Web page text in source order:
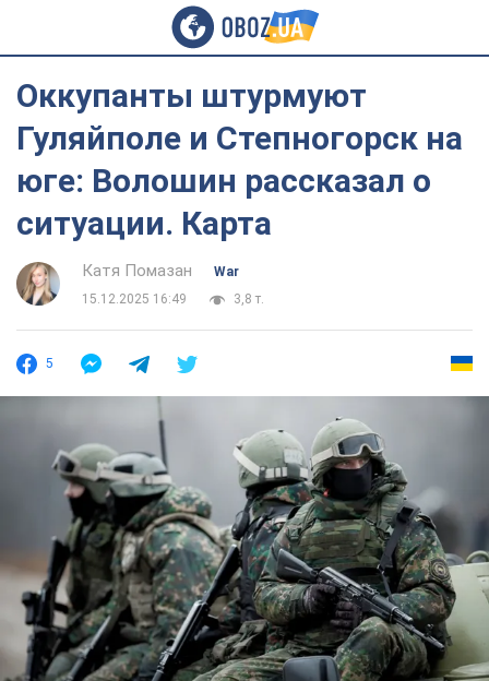
Оккупанты штурмуют
Гуляйполе и Степногорск на
юге: Волошин рассказал о
ситуации. Карта
Катя Помазан
War
15.12.2025 16:49
3,8 т.
5